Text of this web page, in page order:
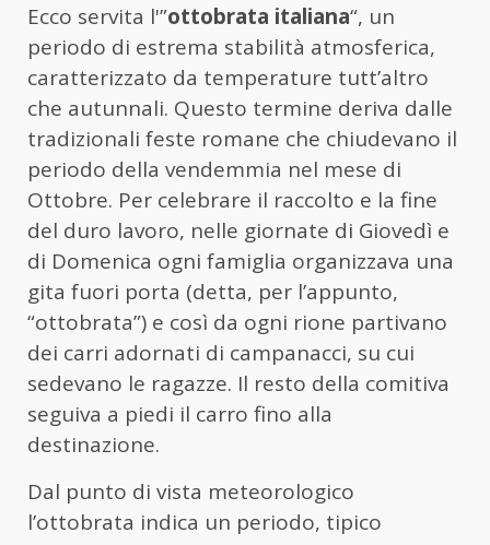
Ecco servita l'”ottobrata italiana“, un
periodo di estrema stabilità atmosferica,
caratterizzato da temperature tutt’altro
che autunnali. Questo termine deriva dalle
tradizionali feste romane che chiudevano il
periodo della vendemmia nel mese di
Ottobre. Per celebrare il raccolto e la fine
del duro lavoro, nelle giornate di Giovedì e
di Domenica ogni famiglia organizzava una
gita fuori porta (detta, per l’appunto,
“ottobrata”) e così da ogni rione partivano
dei carri adornati di campanacci, su cui
sedevano le ragazze. Il resto della comitiva
seguiva a piedi il carro fino alla
destinazione.
Dal punto di vista meteorologico
l’ottobrata indica un periodo, tipico